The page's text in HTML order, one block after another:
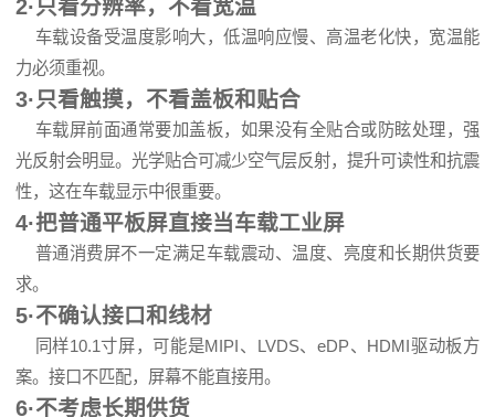
2·只看分辨率，不看宽温
车载设备受温度影响大，低温响应慢、高温老化快，宽温能
力必须重视。
3·只看触摸，不看盖板和贴合
车载屏前面通常要加盖板，如果没有全贴合或防眩处理，强
光反射会明显。光学贴合可减少空气层反射，提升可读性和抗震
性，这在车载显示中很重要。
4·把普通平板屏直接当车载工业屏
普通消费屏不一定满足车载震动、温度、亮度和长期供货要
求。
5·不确认接口和线材
同样10.1寸屏，可能是MIPI、LVDS、eDP、HDMI驱动板方
案。接口不匹配，屏幕不能直接用。
6·不考虑长期供货